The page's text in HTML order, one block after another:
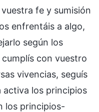
fe y sumisión
enfrentáis a algo,
según los
con vuestro
vivencias, seguís
activa los principios
los principios-